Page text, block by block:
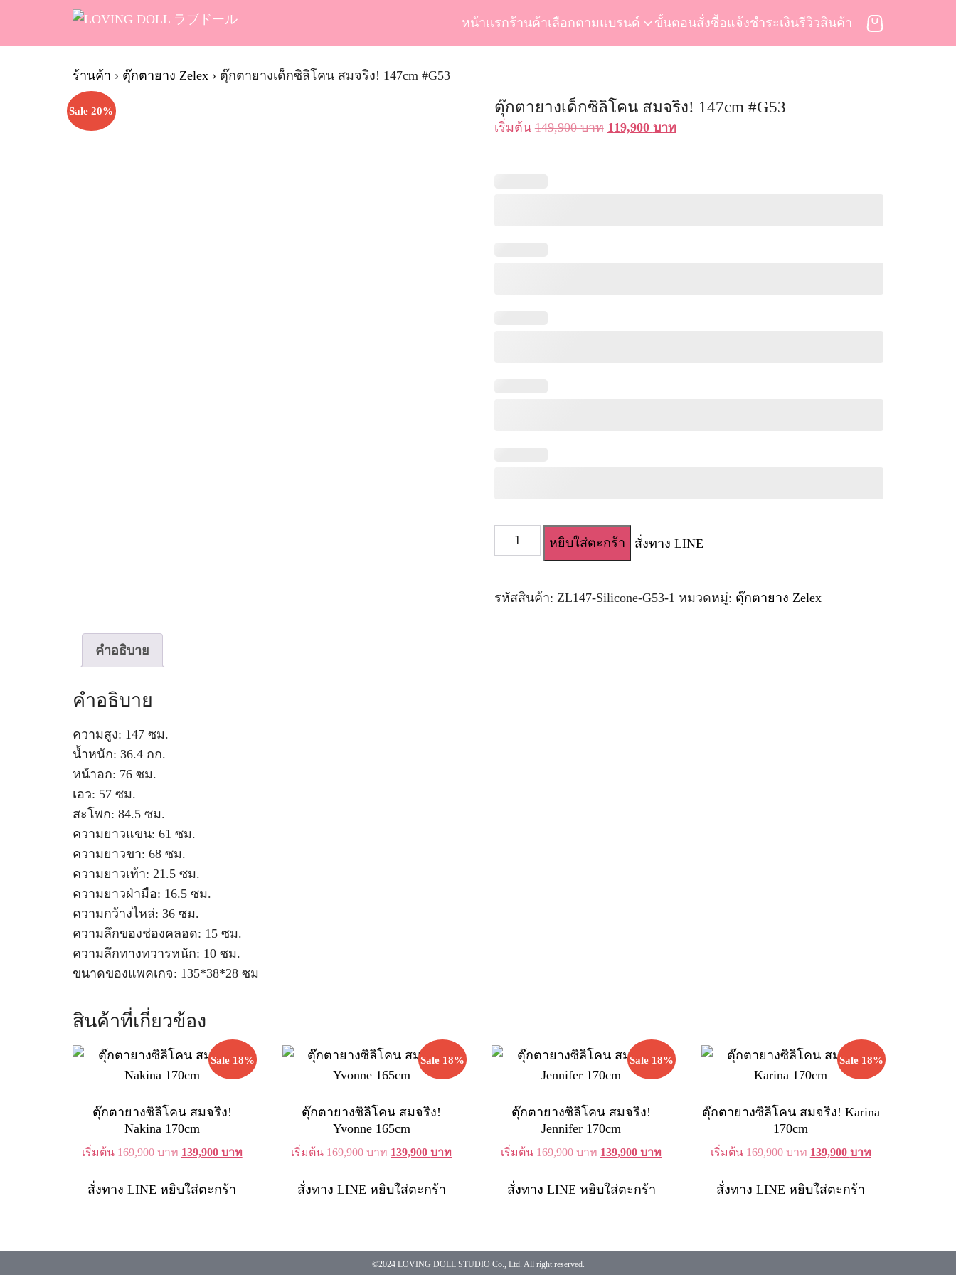
content
หน้าเเรกร้านค้าเลือกตามแบรนด์ ขั้นตอนสั่งซื้อแจ้งชำระเงินรีวิวสินค้า
for:
ร้านค้า › ตุ๊กตายาง Zelex › ตุ๊กตายางเด็กซิลิโคน สมจริง! 147cm #G53
Sale 20% ตุ๊กตายางเด็กซิลิโคน สมจริง! 147cm #G53
เริ่มต้น 149,900บาท Original
119,900 บาทCurrent
จำนวน
ตุ๊กตา
ซิ
147cm
หยิบใส่ตะกร้า สั่งทาง LINE
รหัสสินค้า: ZL147-Silicone-G53-1 หมวดหมู่: ตุ๊กตายาง Zelex
คำอธิบาย
คำอธิบาย
ความสูง: 147 ซม.
น้ำหนัก: 36.4 กก.
หน้าอก: 76 ซม.
เอว: 57 ซม.
สะโพก: 84.5 ซม.
ความยาวแขน: 61 ซม.
ความยาวขา: 68 ซม.
ความยาวเท้า: 21.5 ซม.
ความยาวฝ่ามือ: 16.5 ซม.
ความกว้างไหล่: 36 ซม.
ความลึกของช่องคลอด: 15 ซม.
ความลึกทางทวารหนัก: 10 ซม.
ขนาดของแพคเกจ: 135*38*28 ซม
สินค้าที่เกี่ยวข้อง
Sale 18%
ตุ๊กตายางซิลิโคน สมจริง!
Nakina 170cm
เริ่มต้น169,900บาท Original
was:
139,900 บาทCurrent
สั่งทาง LINE หยิบใส่ตะกร้า
Sale 18%
ตุ๊กตายางซิลิโคน สมจริง!
Yvonne 165cm
เริ่มต้น169,900บาท Original
was:
139,900บาทCurrent
สั่งทาง LINE หยิบใส่ตะกร้า
Sale 18%
ตุ๊กตายางซิลิโคน สมจริง!
Jennifer 170cm
เริ่มต้น169,900บาท Original
was:
139,900บาทCurrent
สั่งทาง LINE หยิบใส่ตะกร้า
Sale 18%
ตุ๊กตายางซิลิโคน สมจริง! Karina
170cm
เริ่มต้น169,900บาท Original
was:
139,900 บาทCurrent
สั่งทาง LINE หยิบใส่ตะกร้า
©2024 LOVING DOLL STUDIO Co., Ltd. All right reserved.